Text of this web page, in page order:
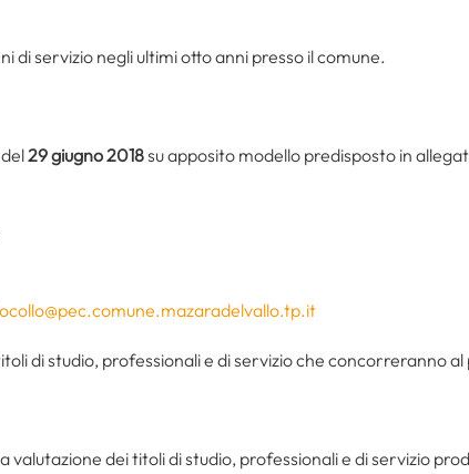
di servizio negli ultimi otto anni presso il comune.
29 giugno 2018su apposito modello predisposto in
di studio, professionali e di servizio che concorreranno
dei titoli di studio, professionali e di servizio